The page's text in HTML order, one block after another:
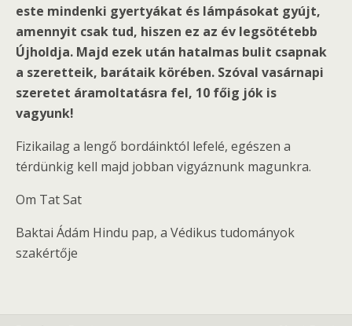
este mindenki gyertyákat és lámpásokat gyújt,
amennyit csak tud, hiszen ez az év legsötétebb
Újholdja. Majd ezek után hatalmas bulit csapnak
a szeretteik, barátaik körében. Szóval vasárnapi
szeretet áramoltatásra fel, 10 főig jók is
vagyunk!
Fizikailag a lengő bordáinktól lefelé, egészen a
térdünkig kell majd jobban vigyáznunk magunkra.
Om Tat Sat
Baktai Ádám Hindu pap, a Védikus tudományok
szakértője